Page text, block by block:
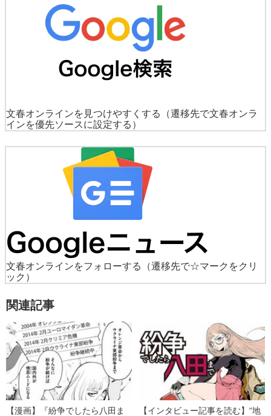
文春オンラインを見つけやすくする
（遷移先で文春オンラ
インを優先ソースに設定する）
文春オンラインをフォローする
（遷移先で☆マークをクリ
ック）
関連記事
【漫画】『紛争でしたら八田ま
【インタビュー記事を読む】“地